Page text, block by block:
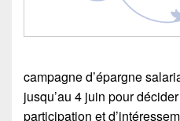
campagne d’épargne
jusqu’au 4 juin pour
participation et